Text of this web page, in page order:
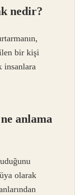
nedir?
bir kişi
insanlara
anlama
olarak